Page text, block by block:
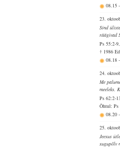
08.15-
23.
Sind
räägivad
Ps 55:2-
† 1986
08.18-
24.
Me
meeleks.
Ps 62:2-
Õhtul: Ps
08.20-
25.
Jeesus
sugupõlv